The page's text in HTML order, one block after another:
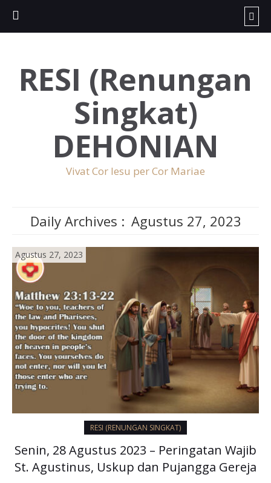
RESI (Renungan
Singkat)
DEHONIAN
Vivat Cor Iesu per Cor Mariae
Daily Archives : Agustus 27, 2023
Agustus 27, 2023
RESI (RENUNGAN SINGKAT)
Senin, 28 Agustus 2023 – Peringatan Wajib
St. Agustinus, Uskup dan Pujangga Gereja